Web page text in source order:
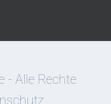
- Alle Rechte